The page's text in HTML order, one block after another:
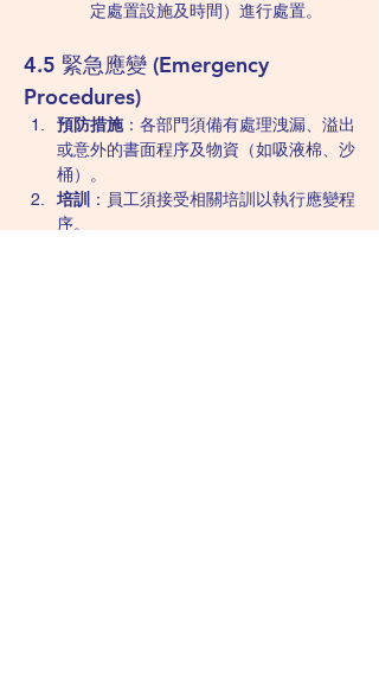
定處置設施及時間）進行處置。
4.5 緊急應變 (Emergency
Procedures)
預防措施：各部門須備有處理洩漏、溢出
或意外的書面程序及物資（如吸液棉、沙
桶）。
培訓
：員工須接受相關培訓以執行應變程
序。